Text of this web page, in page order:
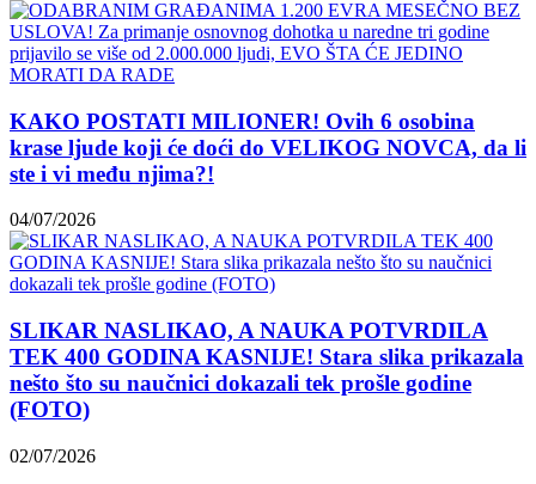
KAKO POSTATI MILIONER! Ovih 6 osobina
krase ljude koji će doći do VELIKOG NOVCA, da li
ste i vi među njima?!
04/07/2026
SLIKAR NASLIKAO, A NAUKA POTVRDILA
TEK 400 GODINA KASNIJE! Stara slika prikazala
nešto što su naučnici dokazali tek prošle godine
(FOTO)
02/07/2026